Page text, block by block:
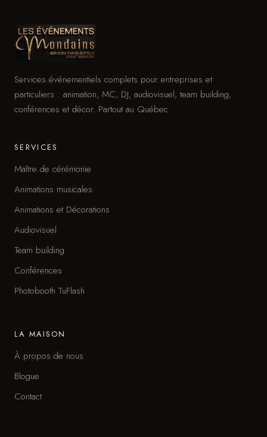
Services événementiels complets pour entreprises et
particuliers : animation, MC, DJ, audiovisuel, team building,
conférences et décor. Partout au Québec.
SERVICES
Maître de cérémonie
Animations musicales
Animations et Décorations
Audiovisuel
Team building
Conférences
Photobooth TuFlash
LA MAISON
À propos de nous
Blogue
Contact